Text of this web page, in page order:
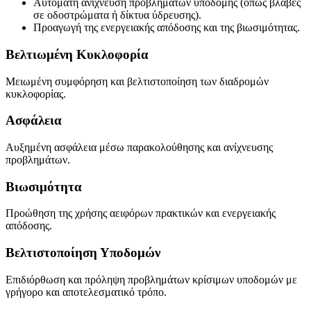
Αυτόματη ανίχνευση προβλημάτων υποδομής (όπως βλάβες
σε οδοστρώματα ή δίκτυα ύδρευσης).
Προαγωγή της ενεργειακής απόδοσης και της βιωσιμότητας.
Βελτιωμένη Κυκλοφορία
Μειωμένη συμφόρηση και βελτιστοποίηση των διαδρομών
κυκλοφορίας.
Ασφάλεια
Αυξημένη ασφάλεια μέσω παρακολούθησης και ανίχνευσης
προβλημάτων.
Βιωσιμότητα
Προώθηση της χρήσης αειφόρων πρακτικών και ενεργειακής
απόδοσης.
Βελτιστοποίηση Υποδομών
Επιδιόρθωση και πρόληψη προβλημάτων κρίσιμων υποδομών με
γρήγορο και αποτελεσματικό τρόπο.